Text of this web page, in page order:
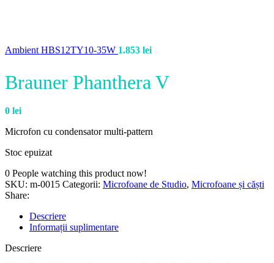
Ambient HBS12TY10-35W 1.853 lei
Brauner Phanthera V
0 lei
Microfon cu condensator multi-pattern
Stoc epuizat
0 People watching this product now!
SKU: m-0015 Categorii: Microfoane de Studio, Microfoane și căști
Share:
Descriere
Informații suplimentare
Descriere